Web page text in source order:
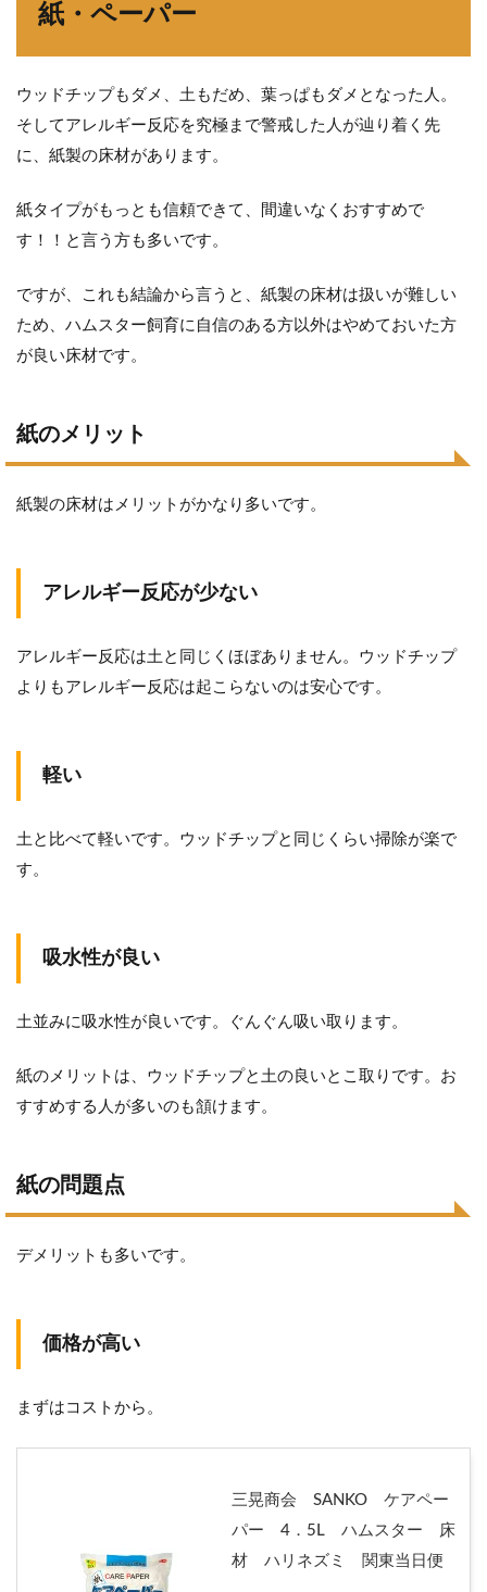
紙・ペーパー
ウッドチップもダメ、土もだめ、葉っぱもダメとなった人。
そしてアレルギー反応を究極まで警戒した人が辿り着く先
に、紙製の床材があります。
紙タイプがもっとも信頼できて、間違いなくおすすめで
す！！と言う方も多いです。
ですが、これも結論から言うと、紙製の床材は扱いが難しい
ため、ハムスター飼育に自信のある方以外はやめておいた方
が良い床材です。
紙のメリット
紙製の床材はメリットがかなり多いです。
アレルギー反応が少ない
アレルギー反応は土と同じくほぼありません。ウッドチップ
よりもアレルギー反応は起こらないのは安心です。
軽い
土と比べて軽いです。ウッドチップと同じくらい掃除が楽で
す。
吸水性が良い
土並みに吸水性が良いです。ぐんぐん吸い取ります。
紙のメリットは、ウッドチップと土の良いとこ取りです。お
すすめする人が多いのも頷けます。
紙の問題点
デメリットも多いです。
価格が高い
まずはコストから。
三晃商会 SANKO ケアペー
パー 4．5L ハムスター 床
材 ハリネズミ 関東当日便